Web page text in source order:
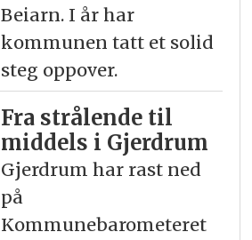
Beiarn. I år har
kommunen tatt et solid
steg oppover.
Fra strålende til
middels i Gjerdrum
Gjerdrum har rast ned
på
Kommunebarometeret